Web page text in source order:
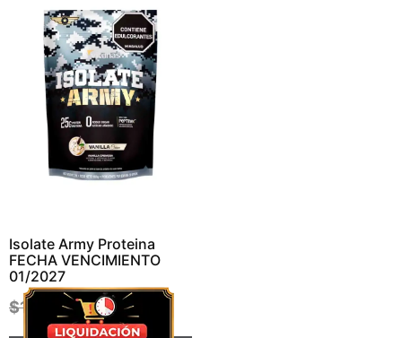
Isolate Army Proteina
FECHA VENCIMIENTO
01/2027
$190.000 $ 145.999